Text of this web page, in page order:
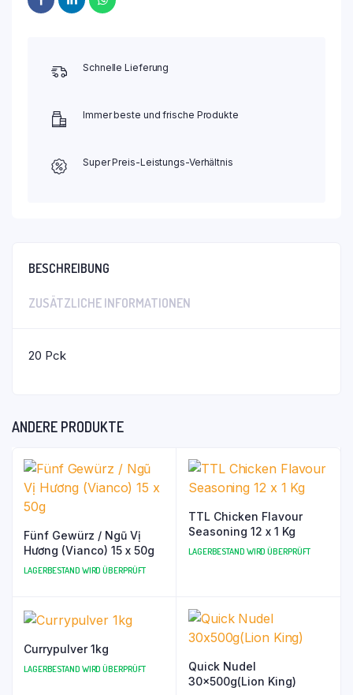
Schnelle Lieferung
Immer beste und frische Produkte
Super Preis-Leistungs-Verhältnis
BESCHREIBUNG
ZUSÄTZLICHE INFORMATIONEN
20 Pck
ANDERE PRODUKTE
Fünf Gewürz / Ngũ Vị
Hương (Vianco) 15 x 50g
LAGERBESTAND WIRD ÜBERPRÜFT
TTL Chicken Flavour
Seasoning 12 x 1 Kg
LAGERBESTAND WIRD ÜBERPRÜFT
Currypulver 1kg
LAGERBESTAND WIRD ÜBERPRÜFT
Quick Nudel
30x500g(Lion King)